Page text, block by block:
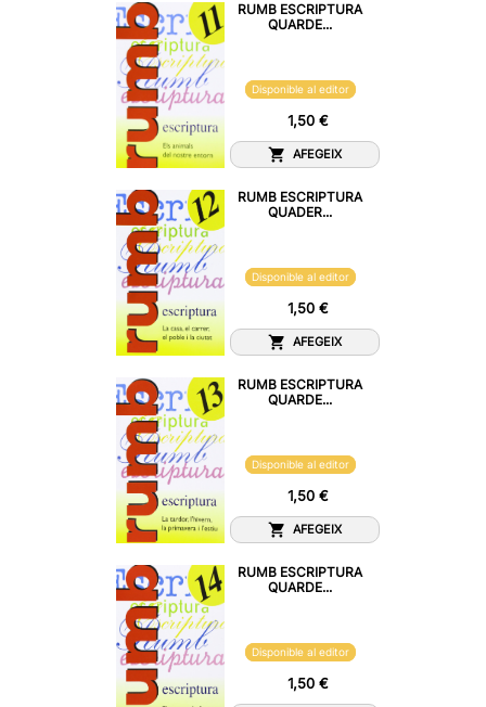
RUMB ESCRIPTURA
QUARDE...
Disponible al editor
1,50 €
AFEGEIX
RUMB ESCRIPTURA
QUADER...
Disponible al editor
1,50 €
AFEGEIX
RUMB ESCRIPTURA
QUARDE...
Disponible al editor
1,50 €
AFEGEIX
RUMB ESCRIPTURA
QUARDE...
Disponible al editor
1,50 €